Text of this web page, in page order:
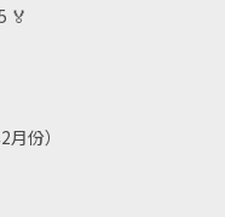
🏅
份）